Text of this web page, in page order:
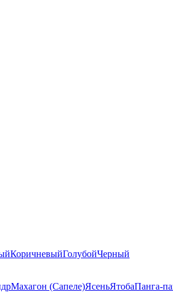
КоричневыйГолубойЧерный
Махагон (Сапеле)ЯсеньЯтобаПанга-